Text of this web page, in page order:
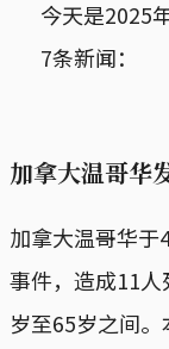
今天是2025
7条新闻：
加拿大温哥华
加拿大温哥华
事件，造成11
岁至65岁之间